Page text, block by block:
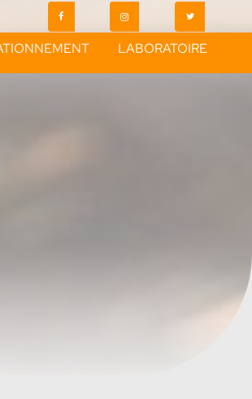
LABORATOIRE